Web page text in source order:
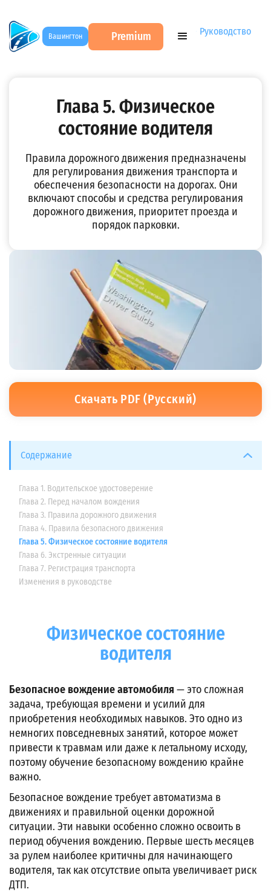
Вашингтон Premium
DMV Test на русском Учебники ПДД США→ Руководство
водителя штата Вашингтон. Глава 5
Глава 5. Физическое
состояние водителя
Правила дорожного движения предназначены
для регулирования движения транспорта и
обеспечения безопасности на дорогах. Они
включают способы и средства регулирования
дорожного движения, приоритет проезда и
порядок парковки.
Скачать PDF (Русский)
Содержание
Глава 1. Водительское удостоверение
Глава 2. Перед началом вождения
Глава 3. Правила дорожного движения
Глава 4. Правила безопасного движения
Глава 5. Физическое состояние водителя
Глава 6. Экстренные ситуации
Глава 7. Регистрация транспорта
Изменения в руководстве
Физическое состояние
водителя
Безопасное вождение автомобиля — это сложная
задача, требующая времени и усилий для
приобретения необходимых навыков. Это одно из
немногих повседневных занятий, которое может
привести к травмам или даже к летальному исходу,
поэтому обучение безопасному вождению крайне
важно.
Безопасное вождение требует автоматизма в
движениях и правильной оценки дорожной
ситуации. Эти навыки особенно сложно освоить в
период обучения вождению. Первые шесть месяцев
за рулем наиболее критичны для начинающего
водителя, так как отсутствие опыта увеличивает риск
ДТП.